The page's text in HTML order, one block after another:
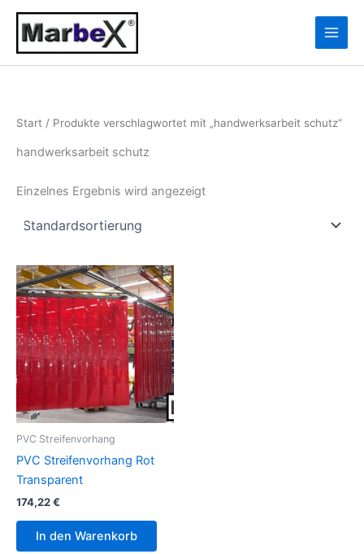
Zum
Inhalt
springen
Start / Produkte verschlagwortet mit „handwerksarbeit schutz“
handwerksarbeit schutz
Einzelnes Ergebnis wird angezeigt
PVC Streifenvorhang
PVC Streifenvorhang Rot
Transparent
174,22€
In den Warenkorb